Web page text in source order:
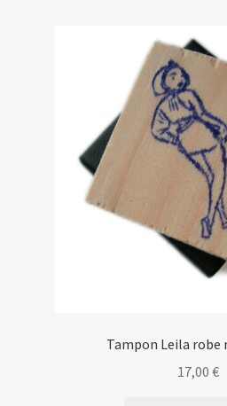
Les amis d’Yves Chaland
récent
au
plus
ancien
Tampon Leila robe
17,00€